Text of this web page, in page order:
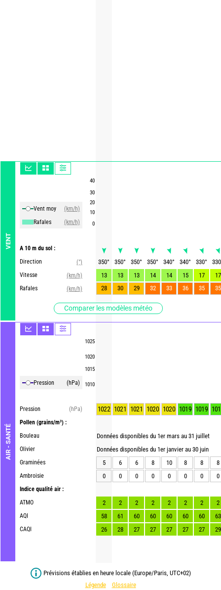
VENT
Vent moy
(km/h)
Rafales
(km/h)
A 10 m du sol :
Direction
(°)
Vitesse
(km/h)
Rafales
(km/h)
Comparer les modèles météo
AIR - SANTÉ
Pression (hPa)
Pression
(hPa)
Pollen (grains/m³) :
Bouleau
Olivier
Graminées
Ambroisie
Indice qualité air :
ATMO
AQI
CAQI
40
30
20
10
0
1025
1020
1015
1010
350° 350° 350° 350° 340° 340° 330°
330
13
13 13 14 14 15 17
17
28
30 29 32 33 36 35 35
1022 1021 1021 1020 1020 1019 1019
Données disponibles du 1er mars au 31 juillet
Données disponibles du 1er janvier au 30 juin
5
6 6 8 10 8 8
8
0
0 0 0 0 0 0 0
2 2 2 2 2 2 2
2
58
61 60 60 60 60 60
63
26
28 27 27 27 27 27 29
Prévisions établies en heure locale (Europe/Paris, UTC+02)
Légende
Glossaire